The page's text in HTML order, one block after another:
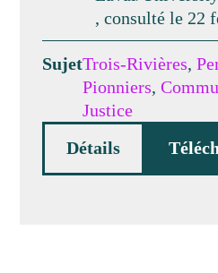
, consulté le 22
SujetTrois-Rivières,
Pionniers,
Justice
Détails